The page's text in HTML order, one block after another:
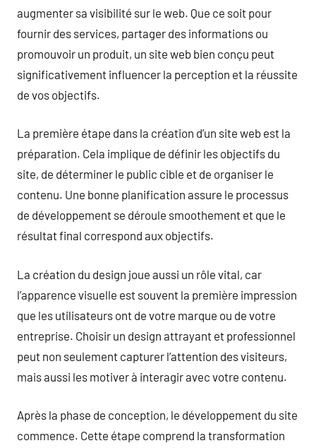
augmenter sa visibilité sur le web. Que ce soit pour
fournir des services, partager des informations ou
promouvoir un produit, un site web bien conçu peut
significativement influencer la perception et la réussite
de vos objectifs.
La première étape dans la création d’un site web est la
préparation. Cela implique de définir les objectifs du
site, de déterminer le public cible et de organiser le
contenu. Une bonne planification assure le processus
de développement se déroule smoothement et que le
résultat final correspond aux objectifs.
La création du design joue aussi un rôle vital, car
l’apparence visuelle est souvent la première impression
que les utilisateurs ont de votre marque ou de votre
entreprise. Choisir un design attrayant et professionnel
peut non seulement capturer l’attention des visiteurs,
mais aussi les motiver à interagir avec votre contenu.
Après la phase de conception, le développement du site
commence. Cette étape comprend la transformation